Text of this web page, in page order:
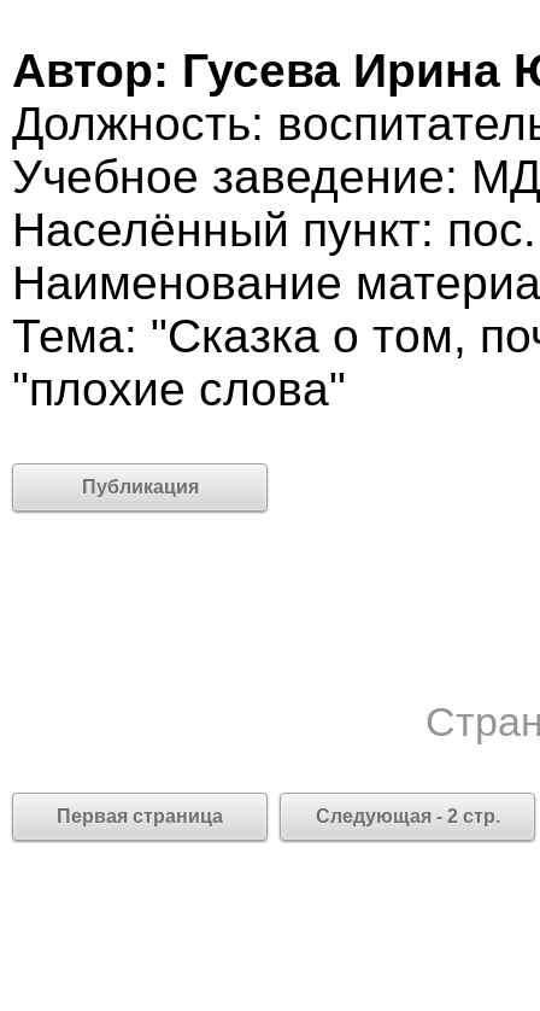
Автор: Гусева Ирина
Должность:
Учебное заведение:
Населённый пункт:
Наименование
Тема: "Сказка о том,
"плохие слова"
Публикация
Первая страница Следующая - 2 стр.